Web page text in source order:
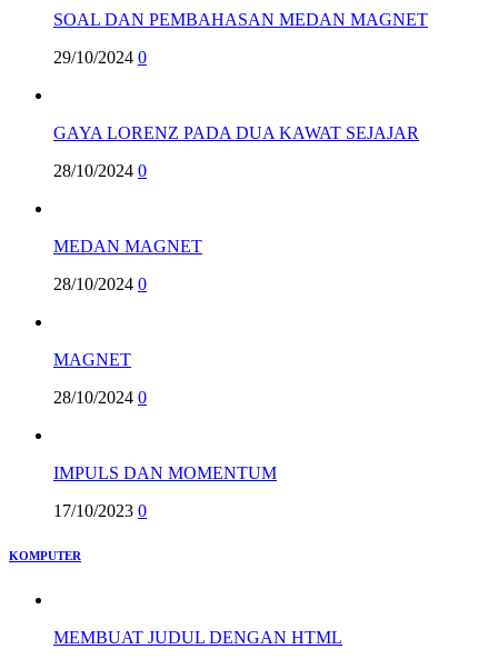
SOAL DAN PEMBAHASAN MEDAN MAGNET
29/10/2024 0
GAYA LORENZ PADA DUA KAWAT SEJAJAR
28/10/2024 0
MEDAN MAGNET
28/10/2024 0
MAGNET
28/10/2024 0
IMPULS DAN MOMENTUM
17/10/2023 0
KOMPUTER
MEMBUAT JUDUL DENGAN HTML